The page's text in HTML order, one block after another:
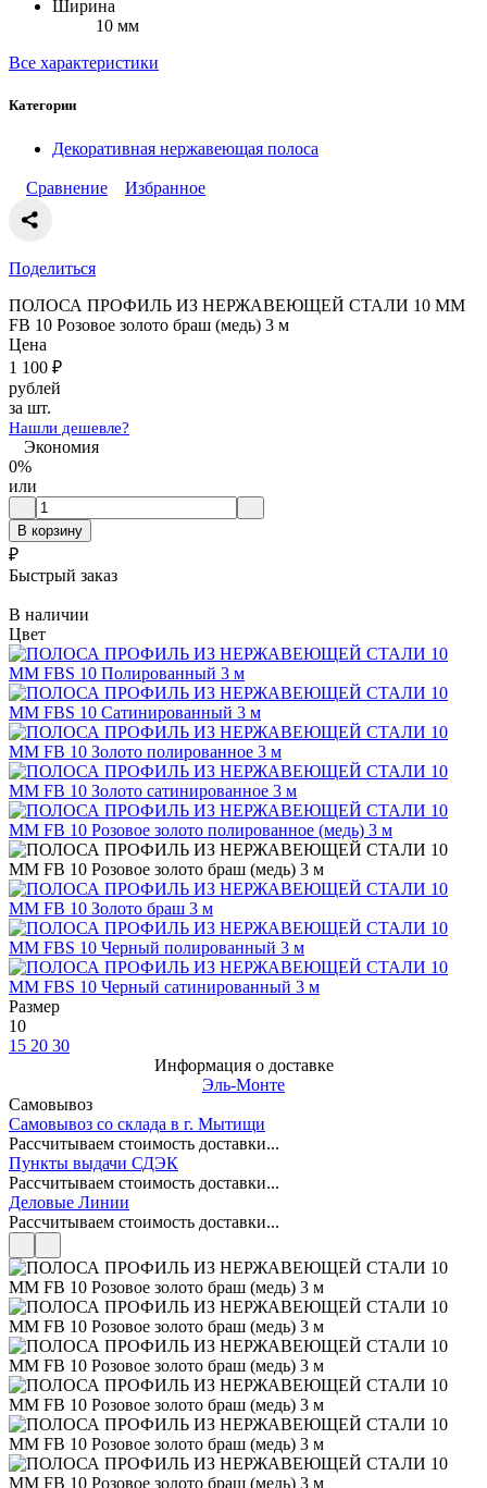
Ширина
10 мм
Все характеристики
Категории
Декоративная нержавеющая полоса
Сравнение Избранное
Поделиться
ПОЛОСА ПРОФИЛЬ ИЗ НЕРЖАВЕЮЩЕЙ СТАЛИ 10 ММ
FB 10 Розовое золото браш (медь) 3 м
Цена
1 100 ₽
рублей
за шт.
Нашли дешевле?
Экономия
0%
или
В корзину
₽
Быстрый заказ
В наличии
Цвет
Размер
10
15 20 30
Информация о доставке
Эль-Монте
Самовывоз
Самовывоз со склада в г. Мытищи
Рассчитываем стоимость доставки...
Пункты выдачи СДЭК
Рассчитываем стоимость доставки...
Деловые Линии
Рассчитываем стоимость доставки...